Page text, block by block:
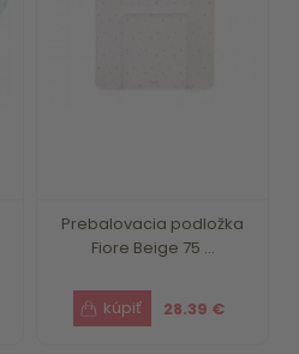
Prebalovacia podložka
Fiore Beige 75 ...
28.39 €